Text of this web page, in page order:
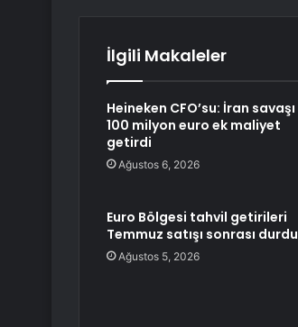
İlgili Makaleler
Heineken CFO’su: İran savaşı
100 milyon euro ek maliyet
getirdi
Ağustos 6, 2026
Euro Bölgesi tahvil getirileri
Temmuz satışı sonrası durdu
Ağustos 5, 2026